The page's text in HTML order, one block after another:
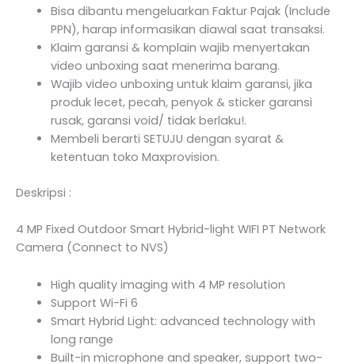
Bisa dibantu mengeluarkan Faktur Pajak (Include
PPN), harap informasikan diawal saat transaksi.
Klaim garansi & komplain wajib menyertakan
video unboxing saat menerima barang.
Wajib video unboxing untuk klaim garansi, jika
produk lecet, pecah, penyok & sticker garansi
rusak, garansi void/ tidak berlaku!.
Membeli berarti SETUJU dengan syarat &
ketentuan toko Maxprovision.
Deskripsi :
4 MP Fixed Outdoor Smart Hybrid-light WIFI PT Network
Camera (Connect to NVS)
High quality imaging with 4 MP resolution
Support Wi-Fi 6
Smart Hybrid Light: advanced technology with
long range
Built-in microphone and speaker, support two-